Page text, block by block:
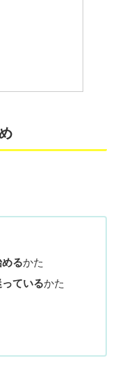
るかた
ているかた